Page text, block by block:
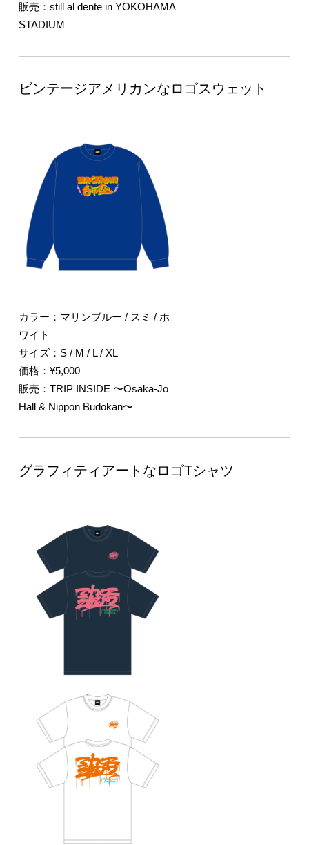
販売：still al dente in YOKOHAMA
STADIUM
ビンテージアメリカンなロゴスウェット
カラー：マリンブルー / スミ / ホ
ワイト
サイズ：S / M / L / XL
価格：¥5,000
販売：TRIP INSIDE 〜Osaka-Jo
Hall & Nippon Budokan〜
グラフィティアートなロゴTシャツ